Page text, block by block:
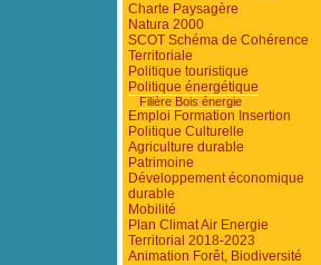
Charte Paysagère
Natura 2000
SCOT Schéma de Cohérence
Territoriale
Politique touristique
Politique énergétique
Filière Bois énergie
Emploi Formation Insertion
Politique Culturelle
Agriculture durable
Patrimoine
Développement économique
durable
Mobilité
Plan Climat Air Energie
Territorial 2018-2023
Animation Forêt, Biodiversité